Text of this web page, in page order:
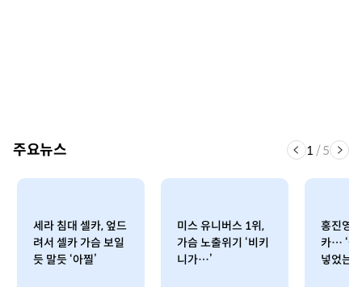
주요뉴스 1 /5
세라 침대 셀카, 엎드
려서 셀카 가슴 보일
듯 말듯 ‘아찔’
미스 유니버스 1위,
가슴 노출위기 ‘비키
니가…’
홍진영,
카… ‘볼
넣었는